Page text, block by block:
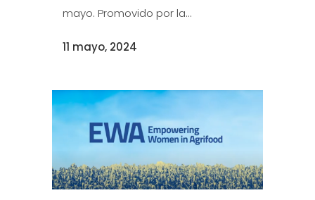
mayo. Promovido por la...
11 mayo, 2024